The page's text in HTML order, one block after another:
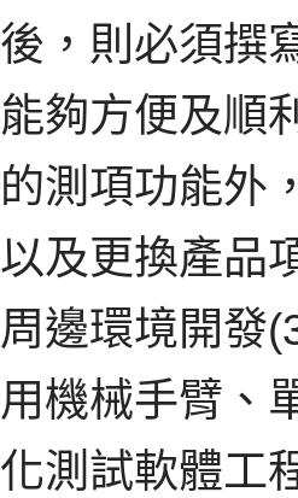
後，則必須撰
能夠方便及順
的測項功能外
以及更換產品
周邊環境開發
用機械手臂、
化測試軟體工